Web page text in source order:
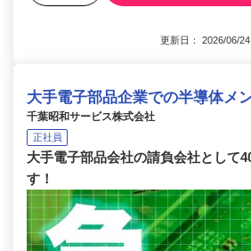
更新日： 2026/06/
大手電子部品企業での半導体メ
千葉昭和サービス株式会社
正社員
大手電子部品会社の請負会社として
す！